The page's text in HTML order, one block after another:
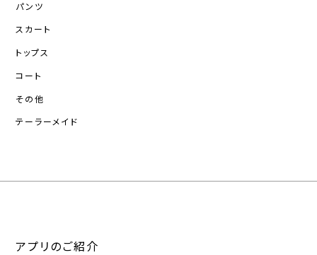
パンツ
スカート
トップス
コート
その他
テーラーメイド
アプリのご紹介